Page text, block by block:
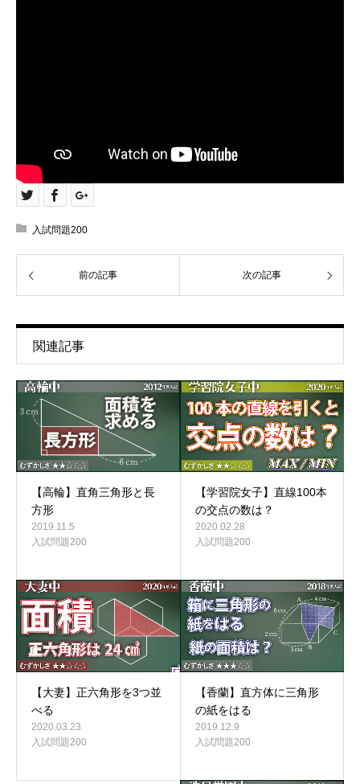
入試問題200
前の記事 次の記事
関連記事
【高輪】直角三角形と長
方形
2019.11.5
入試問題200
【学習院女子】直線100本
の交点の数は？
2020.02.28
入試問題200
【大妻】正六角形を3つ並
べる
2020.03.23
入試問題200
【香蘭】直方体に三角形
の紙をはる
2019.12.9
入試問題200